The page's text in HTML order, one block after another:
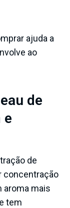
ajuda a
ao
de
e
de
concentração
aroma mais
tem